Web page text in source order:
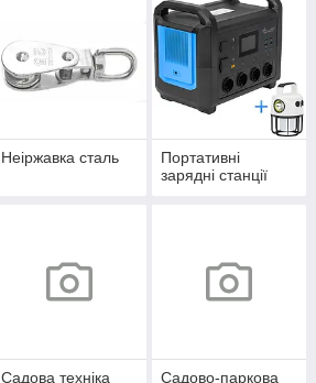
Неіржавка сталь
Портативні
зарядні станції
Садова техніка Садово-паркова